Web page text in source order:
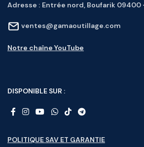
Adresse : Entrée nord, Boufarik 09400
ventes@gamaoutillage.com
Notre chaîne YouTube
DISPONIBLE SUR :
POLITIQUE SAV ET GARANTIE